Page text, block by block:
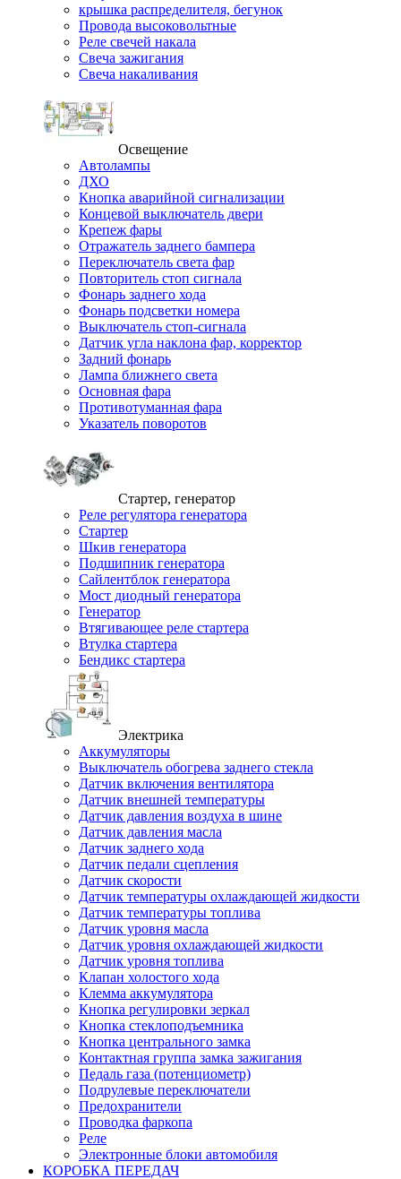
крышка распределителя, бегунок
Провода высоковольтные
Реле свечей накала
Свеча зажигания
Свеча накаливания
Освещение
Автолампы
ДХО
Кнопка аварийной сигнализации
Концевой выключатель двери
Крепеж фары
Отражатель заднего бампера
Переключатель света фар
Повторитель стоп сигнала
Фонарь заднего хода
Фонарь подсветки номера
Выключатель стоп-сигнала
Датчик угла наклона фар, корректор
Задний фонарь
Лампа ближнего света
Основная фара
Противотуманная фара
Указатель поворотов
Стартер, генератор
Реле регулятора генератора
Стартер
Шкив генератора
Подшипник генератора
Сайлентблок генератора
Мост диодный генератора
Генератор
Втягивающее реле стартера
Втулка стартера
Бендикс стартера
Электрика
Аккумуляторы
Выключатель обогрева заднего стекла
Датчик включения вентилятора
Датчик внешней температуры
Датчик давления воздуха в шине
Датчик давления масла
Датчик заднего хода
Датчик педали сцепления
Датчик скорости
Датчик температуры охлаждающей жидкости
Датчик температуры топлива
Датчик уровня масла
Датчик уровня охлаждающей жидкости
Датчик уровня топлива
Клапан холостого хода
Клемма аккумулятора
Кнопка регулировки зеркал
Кнопка стеклоподъемника
Кнопка центрального замка
Контактная группа замка зажигания
Педаль газа (потенциометр)
Подрулевые переключатели
Предохранители
Проводка фаркопа
Реле
Электронные блоки автомобиля
КОРОБКА ПЕРЕДАЧ